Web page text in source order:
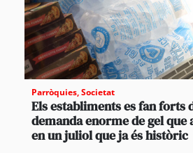
Parròquies,Societat
Els establiments es fan forts
demanda enorme de gel que
en un juliol que ja és històric